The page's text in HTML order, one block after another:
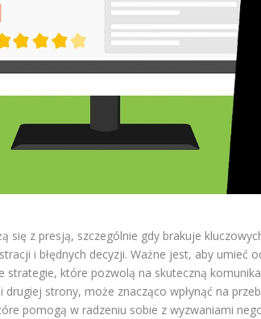
się z presją, szczególnie gdy brakuje
i błędnych decyzji. Ważne jest, aby umieć
strategie, które pozwolą na skuteczną
drugiej strony, może znacząco wpłynąć na
pomogą w radzeniu sobie z wyzwaniami